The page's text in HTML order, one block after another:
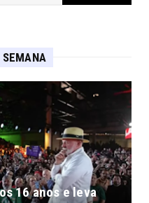
16 anos e leva